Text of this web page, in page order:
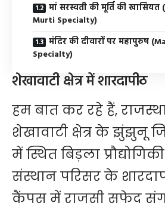
मां सरस्वती की मूर्ति की
Murti Specialty)
मंदिर की दीवारों पर महापुरुष
Specialty)
शेखावाटी क्षेत्र में शारदापीठ
हम बात कर रहे हैं,
शेखावाटी क्षेत्र के झुंझुनू
में स्थित बिड़ला
संस्थान परिसर के
कैंपस में राजसी सफेद